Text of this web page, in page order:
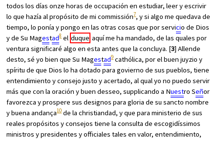
todos los días onze horas de occupación en estudiar, leer y escrivir
lo que hazía al propósito de mi commissión7, y si algo me quedava de
tiempo, lo ponía y pongo en las otras cosas que por servicio de Dios
y de Su Magestad8el duque aquí me ha mandado, de las quales por
ventura significaré algo en esta antes que la concluya. [3] Allende
desto, sé yo bien que Su Magestad9cathólica, por el buen juyzio y
spíritu de que Dios lo ha dotado para govierno de sus pueblos, tiene
entendimiento y consejo justo y acertado, al qual yo no puedo servir
más que con la oración y buen desseo, supplicando a Nuestro Señor
favorezca y prospere sus designos para gloria de su sancto nombre
y buena andança10de la christiandad, y que para ministerio de sus
reales propósitos y consejos tiene la consulta de escogidíssimos
ministros y presidentes y officiales tales en valor, entendimiento,